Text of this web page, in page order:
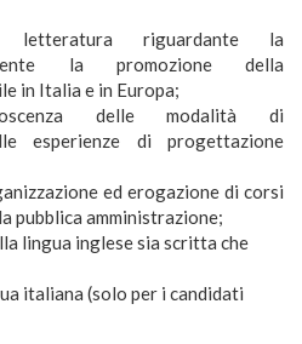
letteratura riguardante la
la promozione della
in Italia e in Europa;
delle modalità di
esperienze di progettazione
ed erogazione di corsi
pubblica amministrazione;
lingua inglese sia scritta che
italiana (solo per i candidati